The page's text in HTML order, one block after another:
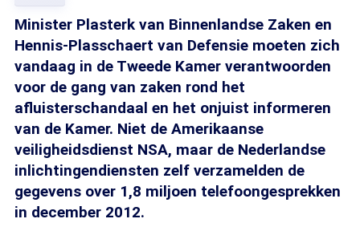
Minister Plasterk van Binnenlandse Zaken en
Hennis-Plasschaert van Defensie moeten zich
vandaag in de Tweede Kamer verantwoorden
voor de gang van zaken rond het
afluisterschandaal en het onjuist informeren
van de Kamer. Niet de Amerikaanse
veiligheidsdienst NSA, maar de Nederlandse
inlichtingendiensten zelf verzamelden de
gegevens over 1,8 miljoen telefoongesprekken
in december 2012.